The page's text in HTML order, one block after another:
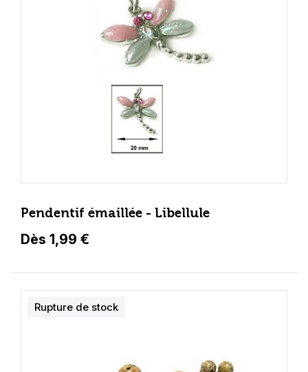
Pendentif émaillée - Libellule
Dès 1,99 €
Rupture de stock